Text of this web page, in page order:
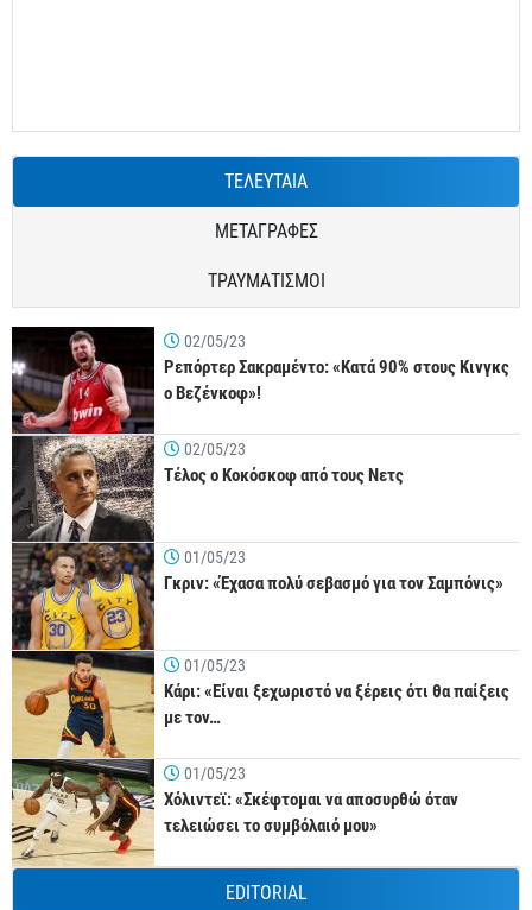
ΤΕΛΕΥΤΑΙΑ
ΜΕΤΑΓΡΑΦΕΣ
ΤΡΑΥΜΑΤΙΣΜΟΙ
02/05/23
Ρεπόρτερ Σακραμέντο: «Κατά 90% στους Κινγκς
ο Βεζένκοφ»!
02/05/23
Τέλος ο Κοκόσκοφ από τους Νετς
01/05/23
Γκριν: «Έχασα πολύ σεβασμό για τον Σαμπόνις»
01/05/23
Κάρι: «Είναι ξεχωριστό να ξέρεις ότι θα παίξεις
με τον…
01/05/23
Χόλιντεϊ: «Σκέφτομαι να αποσυρθώ όταν
τελειώσει το συμβόλαιό μου»
EDITORIAL